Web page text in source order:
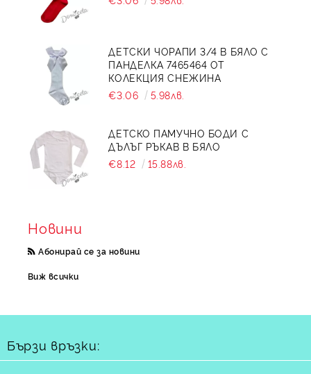
ДЕТСКИ ЧОРАПИ 3/4 В БЯЛО С
ПАНДЕЛКА 7465464 ОТ
КОЛЕКЦИЯ СНЕЖИНА
€3.06
5.98лв.
ДЕТСКО ПАМУЧНО БОДИ С
ДЪЛЪГ РЪКАВ В БЯЛО
€8.12
15.88лв.
Новини
Абонирай се за новини
Виж всички
Бързи връзки: